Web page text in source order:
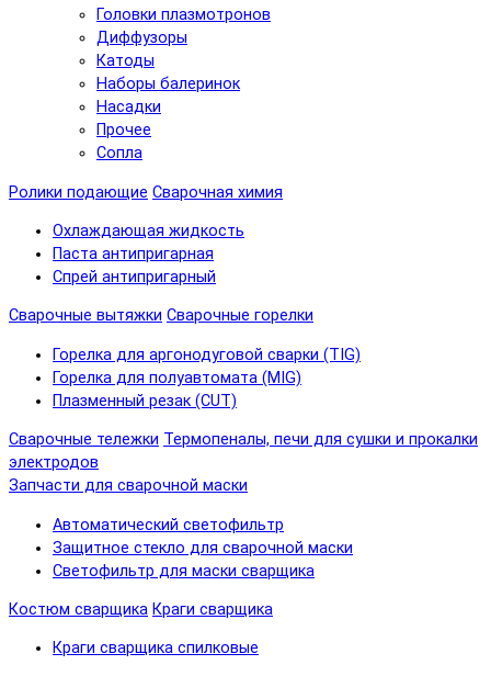
Головки плазмотронов
Диффузоры
Катоды
Наборы балеринок
Насадки
Прочее
Сопла
Ролики подающие Сварочная химия
Охлаждающая жидкость
Паста антипригарная
Спрей антипригарный
Сварочные вытяжки Сварочные горелки
Горелка для аргонодуговой сварки (TIG)
Горелка для полуавтомата (MIG)
Плазменный резак (CUT)
Сварочные тележки Термопеналы, печи для сушки и прокалки
электродов
Запчасти для сварочной маски
Автоматический светофильтр
Защитное стекло для сварочной маски
Светофильтр для маски сварщика
Костюм сварщика Краги сварщика
Краги сварщика спилковые